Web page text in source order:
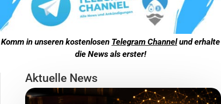
Komm in unseren kostenlosen Telegram Channelund erhalte
die News als erster!
Aktuelle News